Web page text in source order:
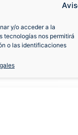
y/o acceder a la
tecnologías nos permitirá
o las identificaciones